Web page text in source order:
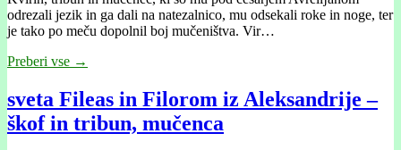
odrezali jezik in ga dali na natezalnico, mu odsekali roke in noge, ter
je tako po meču dopolnil boj mučeništva. Vir…
Preberi vse →
sveta Fileas in Filorom iz Aleksandrije –
škof in tribun, mučenca